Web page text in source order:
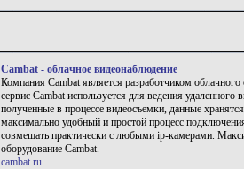
Cambat - облачное видеонаблюдение
Компания Cambat является разработчиком
сервис Cambat используется для ведения
полученные в процессе видеосъемки, данные
максимально удобный и простой процесс
совмещать практически с любыми ip-камерами.
оборудование Cambat.
cambat.ru